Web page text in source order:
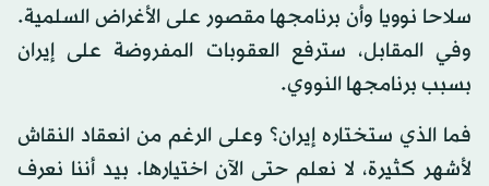
سلاحا نوويا وأن برنامجها مقصور على الأغراض السلمية.
وفي المقابل، سترفع العقوبات المفروضة على إيران
بسبب برنامجها النووي.
فما الذي ستختاره إيران؟ وعلى الرغم من انعقاد النقاش
لأشهر كثيرة، لا نعلم حتى الآن اختيارها. بيد أننا نعرف